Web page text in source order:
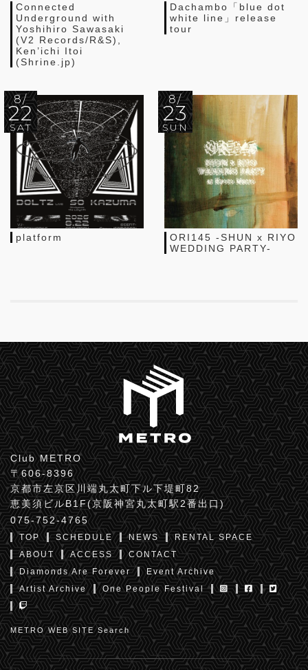
Connected
Underground with
Yoshihiro Sawasaki
(V2 Records/R&S),
Ken’ichi Itoi
(Shrine.jp)
Dachambo「blue dot
white line」release
tour
8/
22
SAT
platform
8/
23
SUN
ORI145 -SHUN x RIYO
WEDDING PARTY-
Club METRO
〒606-8396
京都市左京区川端丸太町下ル下堤町82
恵美須ビルB1F(京阪神宮丸太町駅2番出口)
075-752-4765
TOP SCHEDULE NEWS
RENTAL SPACE
ABOUT
ACCESS
CONTACT
Diamonds Are Forever
Event Archive
Artist Archive
One People Festival
METRO WEB SITE Search